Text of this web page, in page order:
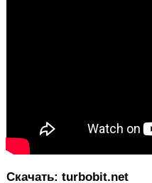
Скачать: turbobit.net